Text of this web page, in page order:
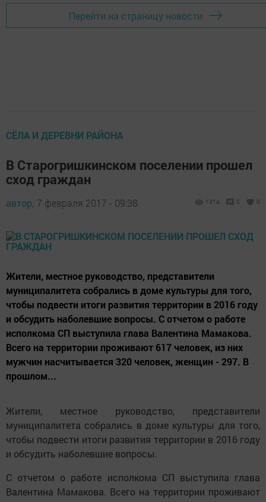
Перейти на страницу новости
СЁЛА И ДЕРЕВНИ РАЙОНА
В Старогришкинском поселении прошел
сход граждан
автор, 7 февраля 2017 - 09:38 1314 0 0
Жители, местное руководство, представители
муниципалитета собрались в доме культуры для того,
чтобы подвести итоги развития территории в 2016 году
и обсудить наболевшие вопросы. С отчетом о работе
исполкома СП выступила глава Валентина Мамакова.
Всего на территории проживают 617 человек, из них
мужчин насчитывается 320 человек, женщин - 297. В
прошлом...
Жители, местное руководство, представители
муниципалитета собрались в доме культуры для того,
чтобы подвести итоги развития территории в 2016 году
и обсудить наболевшие вопросы.
С отчетом о работе исполкома СП выступила глава
Валентина Мамакова. Всего на территории проживают